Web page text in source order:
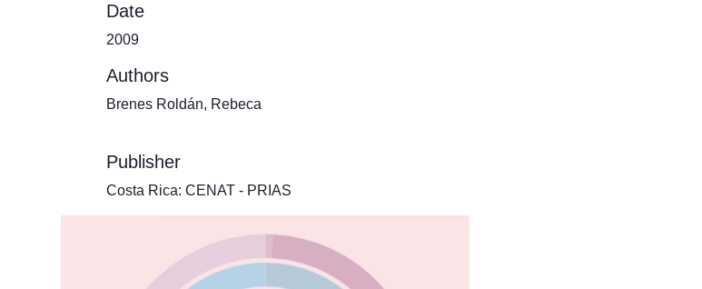
Date
2009
Authors
Brenes Roldán, Rebeca
Publisher
Costa Rica: CENAT - PRIAS